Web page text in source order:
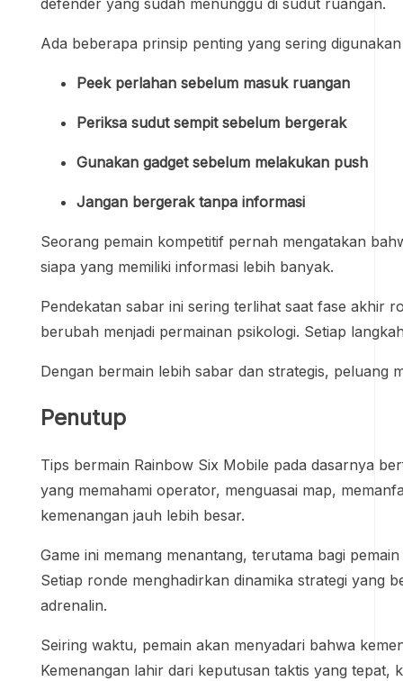
defender yang sudah menunggu di sudut ruangan.
Ada beberapa prinsip penting yang sering
Peek perlahan sebelum masuk ruangan
Periksa sudut sempit sebelum bergerak
Gunakan gadget sebelum melakukan push
Jangan bergerak tanpa informasi
Seorang pemain kompetitif pernah mengatakan
siapa yang memiliki informasi lebih banyak.
Pendekatan sabar ini sering terlihat saat fase akhir
berubah menjadi permainan psikologi. Setiap
Dengan bermain lebih sabar dan strategis, peluang
Penutup
Tips bermain Rainbow Six Mobile pada dasarnya
yang memahami operator, menguasai map,
kemenangan jauh lebih besar.
Game ini memang menantang, terutama bagi
Setiap ronde menghadirkan dinamika strategi yang
adrenalin.
Seiring waktu, pemain akan menyadari bahwa
Kemenangan lahir dari keputusan taktis yang tepat,